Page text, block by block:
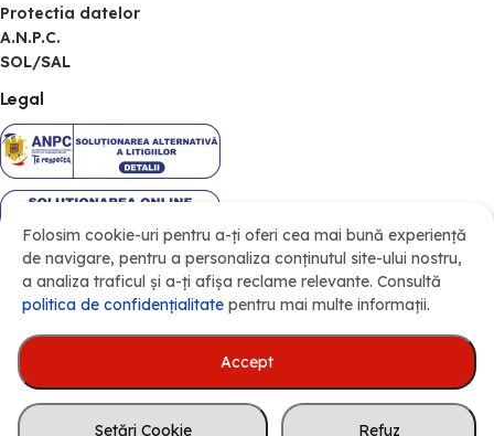
Acesta este un magazin demo.
Comenzile plasate pe acest site nu vor
fi procesate. Vă mulțumim pentru
Protectia datelor
A.N.P.C.
SOL/SAL
Legal
S.C. NORDTOUR S.R.L., RO 612824, J07/226/1991, Str. Freziilor Nr. 10,
Folosim cookie-uri pentru a-ți oferi cea mai bună experiență
de navigare, pentru a personaliza conținutul site-ului nostru,
a analiza traficul și a-ți afișa reclame relevante. Consultă
politica de confidenţialitate pentru mai multe informații.
Accept
Setări Cookie Refuz